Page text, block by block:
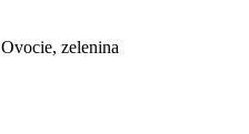
Ovocie, zelenina